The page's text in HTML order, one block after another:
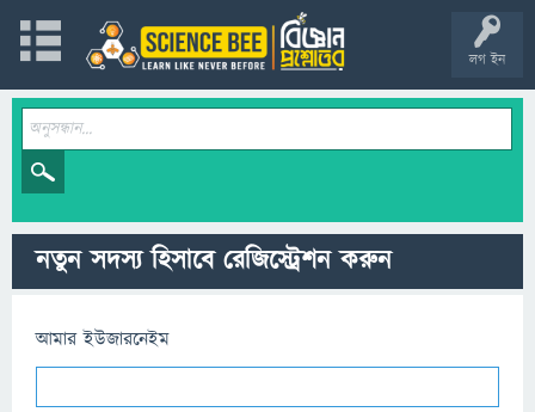
লগ ইন
নতুন সদস্য হিসাবে রেজিস্ট্রেশন করুন
আমার ইউজারনেইম